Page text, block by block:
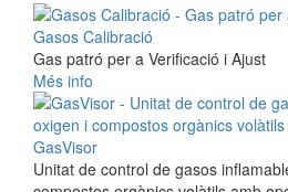
Gasos Calibració
Gas patró per a Verificació i Ajust
Més info
GasVisor
Unitat de control de gasos